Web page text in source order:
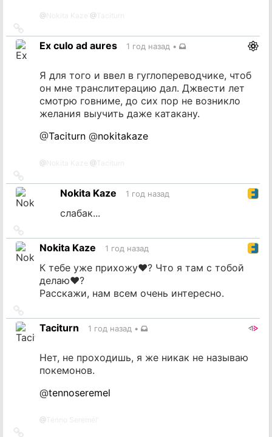
@ @
на
источник
Ex culo ad aures 1 год назад •
Я для того и ввел в гуглопереводчике, чтоб
он мне транслитерацию дал. Джвести лет
смотрю говниме, до сих пор не возникло
желания выучить даже катакану.
@Taciturn @nokitakaze
@ @
на
источникNokita Kaze 1 год назад
слабак...
на
источник
Nokita Kaze 1 год назад
К тебе уже прихожу♥? Что я там с тобой
делаю♥?
Расскажи, нам всем очень интересно.
на
источник
Taciturn 1 год назад •
Нет, не проходишь, я же никак не называю
покемонов.
@tennoseremel
@